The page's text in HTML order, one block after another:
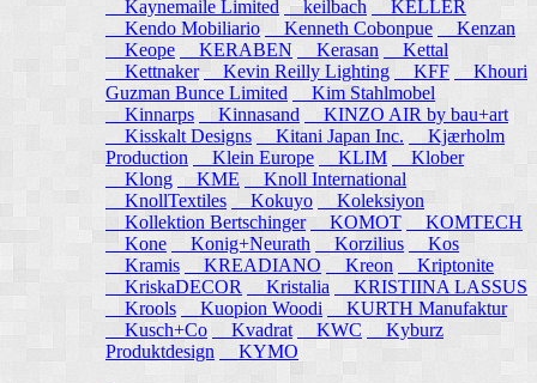
Kaynemaile Limited keilbach
KELLER
Kendo Mobiliario
Kenneth Cobonpue
Kenzan
Keope
KERABEN Kerasan
Kettal
Kettnaker Kevin Reilly Lighting KFF
Khouri
Guzman Bunce Limited
Kim Stahlmobel
Kinnarps
Kinnasand
KINZO AIR by bau+art
Kisskalt Designs
Kitani Japan Inc.
Kjærholm
Production
Klein Europe KLIM
Klober
Klong
KME
Knoll International
KnollTextiles
Kokuyo
Koleksiyon
Kollektion Bertschinger KOMOT
KOMTECH
Kone
Konig+Neurath Korzilius
Kos
Kramis
KREADIANO Kreon
Kriptonite
KriskaDECOR
Kristalia
KRISTIINA LASSUS
Krools
Kuopion Woodi
KURTH Manufaktur
Kusch+Co
Kvadrat KWC
Kyburz
Produktdesign
KYMO